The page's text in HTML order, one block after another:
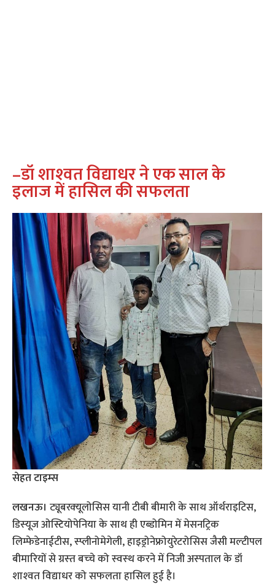
–डॉ शाश्‍वत विद्याधर ने एक साल के
इलाज में हासिल की सफलता
सेहत टाइम्‍स
लखनऊ। ट्यूबरक्‍यूलोसिस यानी टीबी बीमारी के साथ ऑर्थराइटिस,
डिस्‍यूज ओस्टियोपेनिया के साथ ही एब्‍डोमिन में मेसनट्रिक
लिम्फेडेनाईटीस, स्प्लीनोमेगेली, हाइड्रोनेफ्रोयुरेटरोसिस जैसी मल्‍टीपल
बीमारियों से ग्रस्‍त बच्‍चे को स्‍वस्‍थ करने में निजी अस्‍पताल के डॉ
शाश्‍वत विद्याधर को सफलता हासिल हुई है।